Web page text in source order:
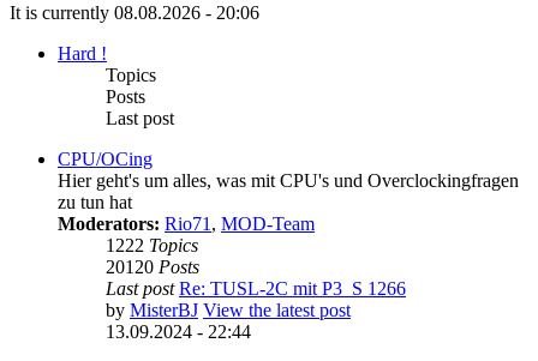
It is currently 08.08.2026 - 20:06
Hard !
Topics
Posts
Last post
CPU/OCing
Hier geht's um alles, was mit CPU's und Overclockingfragen
zu tun hat
Moderators: Rio71, MOD-Team
1222 Topics
20120 Posts
Last post Re: TUSL-2C mit P3_S 1266
by MisterBJ View the latest post
13.09.2024 - 22:44